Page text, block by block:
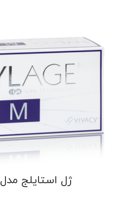
ژل استایلج مدل M bi-soft